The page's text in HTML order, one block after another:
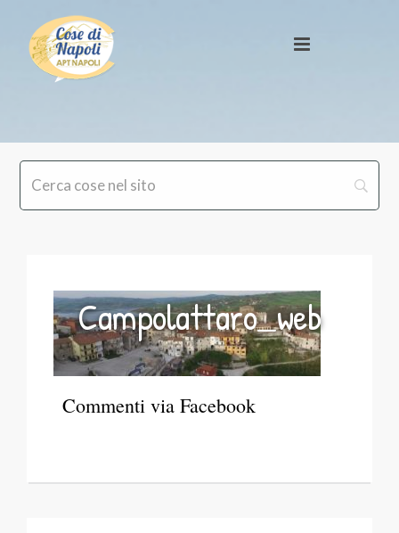
Campolattaro_web
Commenti via Facebook